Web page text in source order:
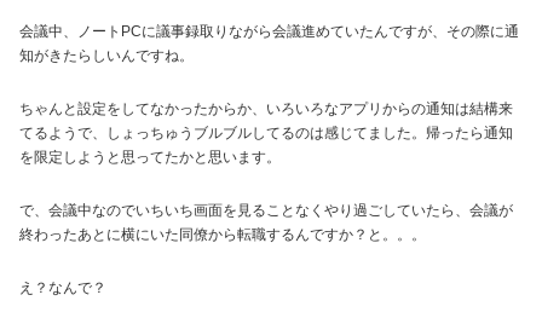
会議中、ノートPCに議事録取りながら会議進めていたんですが、その際に通
知がきたらしいんですね。
ちゃんと設定をしてなかったからか、いろいろなアプリからの通知は結構来
てるようで、しょっちゅうブルブルしてるのは感じてました。帰ったら通知
を限定しようと思ってたかと思います。
で、会議中なのでいちいち画面を見ることなくやり過ごしていたら、会議が
終わったあとに横にいた同僚から転職するんですか？と。。。
え？なんで？